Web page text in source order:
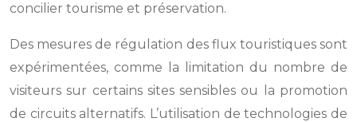
concilier tourisme et préservation.
Des mesures de régulation des flux touristiques sont
expérimentées, comme la limitation du nombre de
visiteurs sur certains sites sensibles ou la promotion
de circuits alternatifs. L’utilisation de technologies de